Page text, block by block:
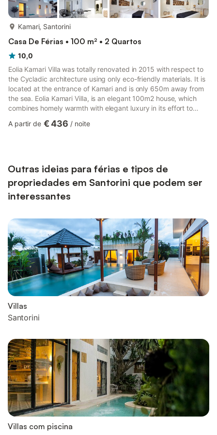
Kamari, Santorini
Casa De Férias • 100 m² • 2 Quartos
10,0
Eolia Kamari Villa was totally renovated in 2015 with respect to
the Cycladic architecture using only eco-friendly materials. It is
located at the entrance of Kamari and is only 650m away from
the sea. Eolia Kamari Villa, is an elegant 100m2 house, which
combines homely warmth with elegant luxury in its effort to
Made entirely out of local raw materials, its handcrafted
A partir de € 436 / noite
Outras ideias para férias e tipos de
propriedades em Santorini que podem ser
interessantes
Villas
Santorini
Villas com piscina